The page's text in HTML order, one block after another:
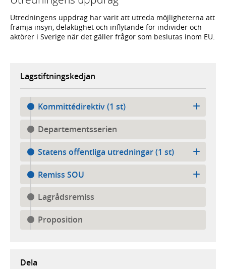
Utredningens uppdrag har varit att utreda möjligheterna att
främja insyn, delaktighet och inflytande för individer och
aktörer i Sverige när det gäller frågor som beslutas inom EU.
Lagstiftningskedjan
Kommittédirektiv (1 st)
Departementsserien
Statens offentliga utredningar (1 st)
Remiss SOU
Lagrådsremiss
Proposition
Dela